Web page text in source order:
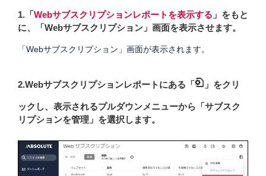
1.「Webサブスクリプションレポートを表示する 」をもと
に、「Webサブスクリプション」画面を表示させます。
「Webサブスクリプション」画面が表示されます。
2.Webサブスクリプションレポートにある「 」をクリ
ックし、表示されるプルダウンメニューから「サブスク
リプションを管理」を選択します。